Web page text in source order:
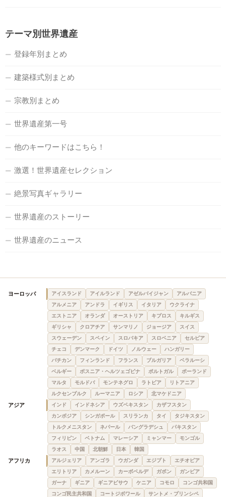
テーマ別世界遺産
登録年別まとめ
建築様式別まとめ
宗教別まとめ
世界遺産第一号
他のキーワードはこちら！
激選！世界遺産セレクション
絶景写真ギャラリー
世界遺産のストーリー
世界遺産のニュース
ヨーロッパ アイスランド アイルランド アゼルバイジャン
アルバニア
アルメニア
アンドラ イギリス イタリア
ウクライナ
エストニア
オランダ オーストリア キプロス
キルギス
ギリシャ
クロアチア サンマリノ ジョージア
スイス
スウェーデン
スペイン スロバキア スロベニア
セルビア
チェコ
デンマーク ドイツ ノルウェー
ハンガリー
バチカン
フィンランド フランス ブルガリア
ベラルーシ
ベルギー
ボスニア・ヘルツェゴビナ ポルトガル
ポーランド
マルタ
モルドバ モンテネグロ ラトビア
リトアニア
ルクセンブルク
ルーマニア ロシア 北マケドニア
アジア インド インドネシア ウズベキスタン
カザフスタン
カンボジア
シンガポール スリランカ タイ
タジキスタン
トルクメニスタン
ネパール バングラデシュ
パキスタン
フィリピン
ベトナム マレーシア ミャンマー
モンゴル
ラオス
中国 北朝鮮 日本 韓国
アフリカ アルジェリア アンゴラ ウガンダ エジプト
エチオピア
エリトリア
カメルーン カーボベルデ ガボン
ガンビア
ガーナ
ギニア ギニアビサウ ケニア コモロ
コンゴ共和国
コンゴ民主共和国
コートジボワール
サントメ・プリンシペ